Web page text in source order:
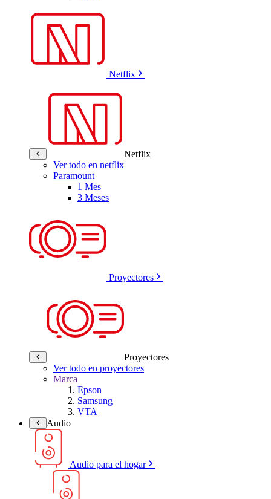
Netflix
Netflix
Ver todo en netflix
Paramount
1 Mes
3 Meses
Proyectores
Proyectores
Ver todo en proyectores
Marca
Epson
Samsung
VTA
Audio
Audio para el hogar